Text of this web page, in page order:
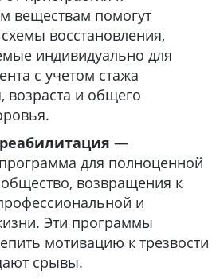
веществам помогут
восстановления,
индивидуально для
с учетом стажа
возраста и общего
—
для полноценной
возвращения к
и
Эти программы
мотивацию к трезвости
срывы.